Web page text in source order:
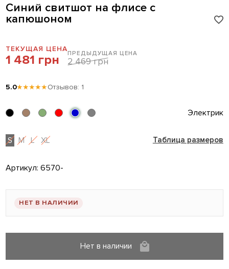
Синий свитшот на флисе с
капюшоном
ТЕКУЩАЯ ЦЕНА
1 481 грн ПРЕДЫДУЩАЯ ЦЕНА
2 469 грн
5.0★★★★★Отзывов: 1
Электрик
S M L XL Таблица размеров
Артикул:6570-
НЕТ В НАЛИЧИИ
Нет в наличии